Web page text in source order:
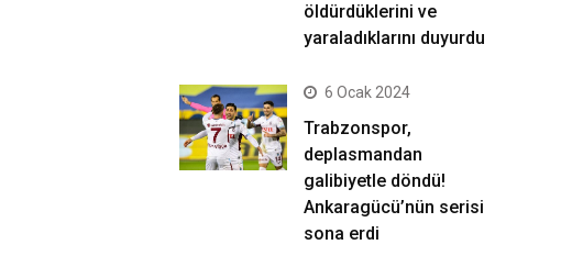
öldürdüklerini ve
yaraladıklarını duyurdu
6 Ocak 2024
Trabzonspor,
deplasmandan
galibiyetle döndü!
Ankaragücü’nün serisi
sona erdi